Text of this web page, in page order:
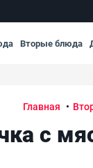
Вторые блюда
Главная
с